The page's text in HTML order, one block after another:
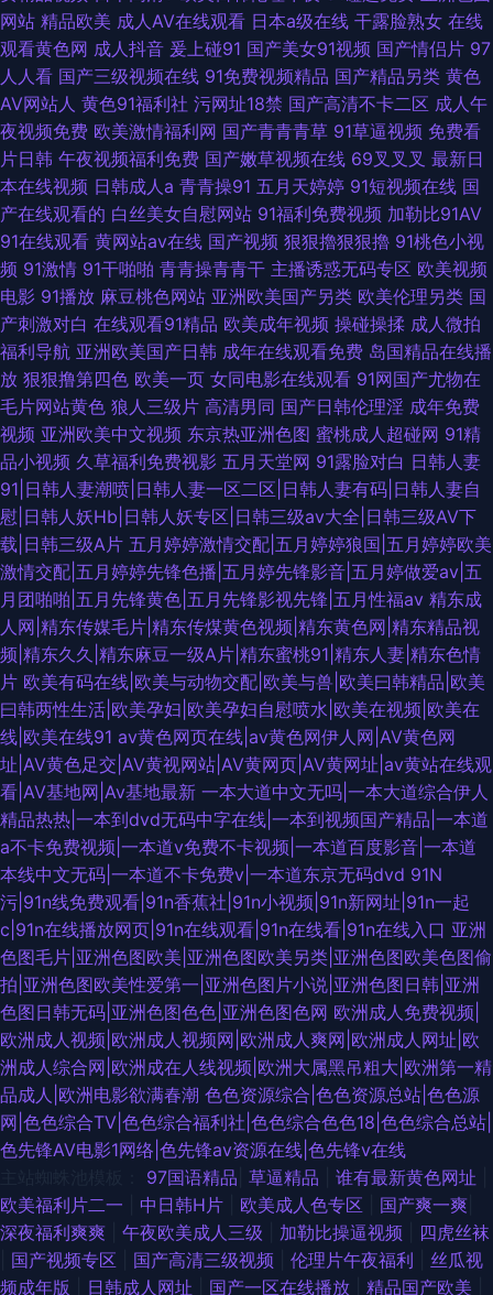
网站 精品欧美 成人AV在线观看 日本a级在线 干露脸熟女 在线
观看黄色网 成人抖音 爰上碰91 国产美女91视频 国产情侣片 97
人人看 国产三级视频在线 91免费视频精品 国产精品另类 黄色
AV网站人 黄色91福利社 污网址18禁 国产高清不卡二区 成人午
夜视频免费 欧美激情福利网 国产青青青草 91草逼视频 免费看
片日韩 午夜视频福利免费 国产嫩草视频在线 69叉叉叉 最新日
本在线视频 日韩成人a 青青操91 五月天婷婷 91短视频在线 国
产在线观看的 白丝美女自慰网站 91福利免费视频 加勒比91AV
91在线观看 黄网站av在线 国产视频 狠狠擼狠狠擼 91桃色小视
频 91激情 91干啪啪 青青操青青干 主播诱惑无码专区 欧美视频
电影 91播放 麻豆桃色网站 亚洲欧美国产另类 欧美伦理另类 国
产刺激对白 在线观看91精品 欧美成年视频 操碰操揉 成人微拍
福利导航 亚洲欧美国产日韩 成年在线观看免费 岛国精品在线播
放 狠狠撸第四色 欧美一页 女同电影在线观看 91网国产尤物在
毛片网站黄色 狼人三级片 高清男同 国产日韩伦理淫 成年免费
视频 亚洲欧美中文视频 东京热亚洲色图 蜜桃成人超碰网 91精
品小视频 久草福利免费视影 五月天堂网 91露脸对白 日韩人妻
91|日韩人妻潮喷|日韩人妻一区二区|日韩人妻有码|日韩人妻自
慰|日韩人妖Hb|日韩人妖专区|日韩三级av大全|日韩三级AV下
载|日韩三级A片 五月婷婷激情交配|五月婷婷狼国|五月婷婷欧美
激情交配|五月婷婷先锋色播|五月婷先锋影音|五月婷做爱av|五
月团啪啪|五月先锋黄色|五月先锋影视先锋|五月性福av 精东成
人网|精东传媒毛片|精东传煤黄色视频|精东黄色网|精东精品视
频|精东久久|精东麻豆一级A片|精东蜜桃91|精东人妻|精东色情
片 欧美有码在线|欧美与动物交配|欧美与兽|欧美曰韩精品|欧美
曰韩两性生活|欧美孕妇|欧美孕妇自慰喷水|欧美在视频|欧美在
线|欧美在线91 av黄色网页在线|av黄色网伊人网|AV黄色网
址|AV黄色足交|AV黄视网站|AV黄网页|AV黄网址|av黄站在线观
看|AV基地网|Av基地最新 一本大道中文无吗|一本大道综合伊人
精品热热|一本到dvd无码中字在线|一本到视频国产精品|一本道
a不卡免费视频|一本道v免费不卡视频|一本道百度影音|一本道
本线中文无码|一本道不卡免费v|一本道东京无码dvd 91N
污|91n线免费观看|91n香蕉社|91n小视频|91n新网址|91n一起
c|91n在线播放网页|91n在线观看|91n在线看|91n在线入口 亚洲
色图毛片|亚洲色图欧美|亚洲色图欧美另类|亚洲色图欧美色图偷
拍|亚洲色图欧美性爱第一|亚洲色图片小说|亚洲色图日韩|亚洲
色图日韩无码|亚洲色图色色|亚洲色图色网 欧洲成人免费视频|
欧洲成人视频|欧洲成人视频网|欧洲成人爽网|欧洲成人网址|欧
洲成人综合网|欧洲成在人线视频|欧洲大属黑吊粗大|欧洲第一精
品成人|欧洲电影欲满春潮 色色资源综合|色色资源总站|色色源
网|色色综合TV|色色综合福利社|色色综合色色18|色色综合总站|
色先锋AV电影1网络|色先锋av资源在线|色先锋v在线
97国语精品 草逼精品 谁有最新黄色网址
欧美福利片二一
中日韩H片 欧美成人色专区 国产爽一爽
深夜福利爽爽
午夜欧美成人三级 加勒比操逼视频
四虎丝袜
国产视频专区 国产高清三级视频 伦理片午夜福利
丝瓜视
频成年版
日韩成人网址 国产一区在线播放 精品国产欧美